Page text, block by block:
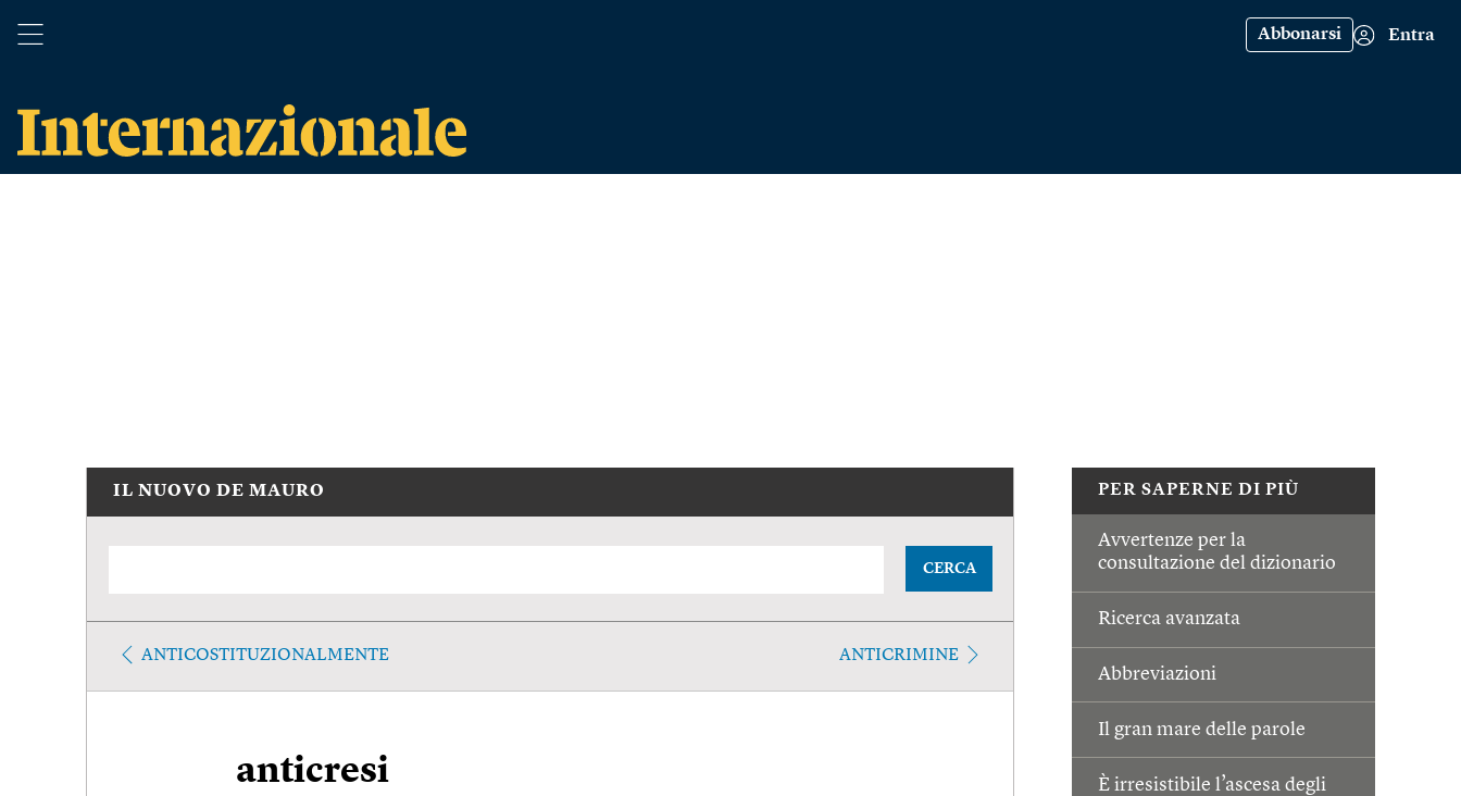
Abbonarsi Entra
PER SAPERNE DI PIÙ
Avvertenze per la
consultazione del dizionario
Ricerca avanzata
Abbreviazioni
Il gran mare delle parole
È irresistibile l’ascesa degli
IL NUOVO DE MAURO
CERCA
ANTICOSTITUZIONALMENTE ANTICRIMINE
anticresi